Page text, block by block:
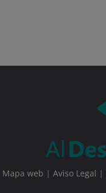
Mapa web | Aviso Legal |